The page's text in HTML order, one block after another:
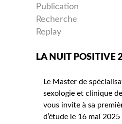
Publication
Recherche
Replay
LA NUIT POSITIVE
Le Master de
sexologie et clinique
vous invite à sa
d’étude le 16 mai